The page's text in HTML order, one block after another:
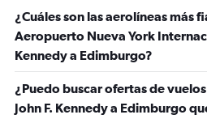
¿Cuáles son las aerolíneas más
Aeropuerto Nueva York
Kennedy a Edimburgo?
¿Puedo buscar ofertas de
John F. Kennedy a Edimburgo